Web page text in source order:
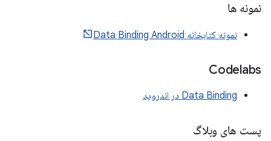
نمونه ها
نمونه کتابخانه Data Binding Android
Codelabs
Data Binding در اندروید
پست های وبلاگ